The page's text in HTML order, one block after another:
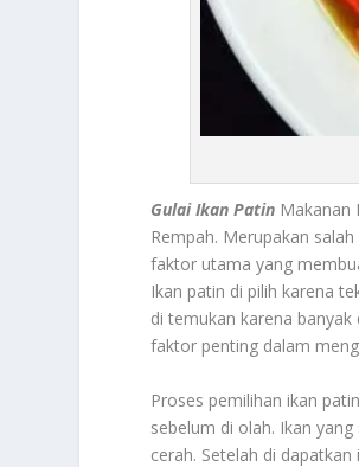
Gulai Ikan Patin Makanan
Rempah. Merupakan
faktor utama yang
Ikan patin di pilih karena
di temukan karena
faktor penting dalam
Proses pemilihan ikan
sebelum di olah. Ikan
cerah. Setelah di